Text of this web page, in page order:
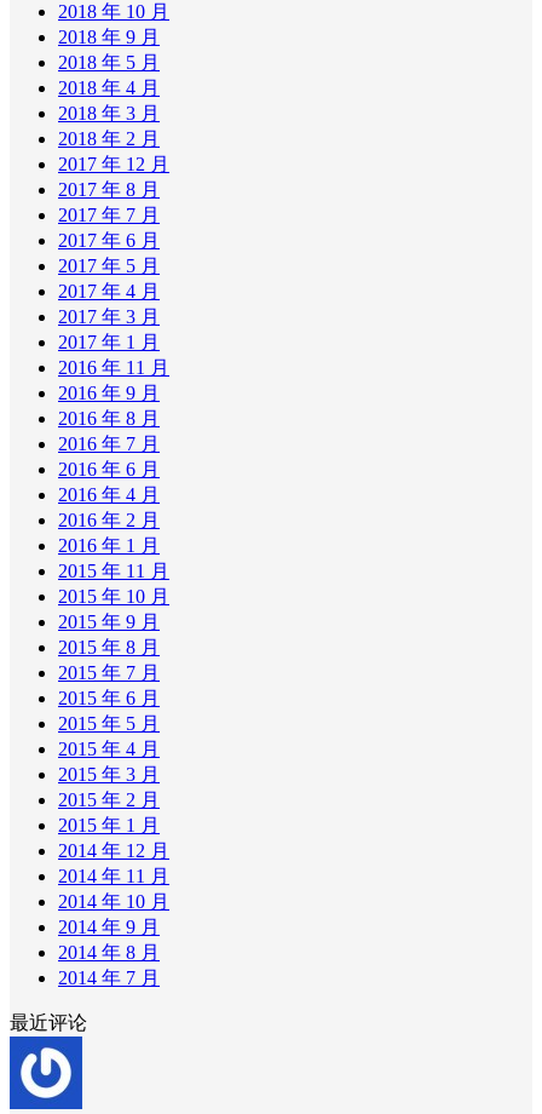
2018 年 10 月
2018 年 9 月
2018 年 5 月
2018 年 4 月
2018 年 3 月
2018 年 2 月
2017 年 12 月
2017 年 8 月
2017 年 7 月
2017 年 6 月
2017 年 5 月
2017 年 4 月
2017 年 3 月
2017 年 1 月
2016 年 11 月
2016 年 9 月
2016 年 8 月
2016 年 7 月
2016 年 6 月
2016 年 4 月
2016 年 2 月
2016 年 1 月
2015 年 11 月
2015 年 10 月
2015 年 9 月
2015 年 8 月
2015 年 7 月
2015 年 6 月
2015 年 5 月
2015 年 4 月
2015 年 3 月
2015 年 2 月
2015 年 1 月
2014 年 12 月
2014 年 11 月
2014 年 10 月
2014 年 9 月
2014 年 8 月
2014 年 7 月
最近评论